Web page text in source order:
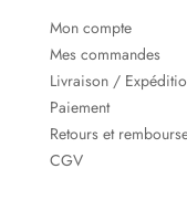
Mon compte
Mes commandes
Livraison /
Paiement
Retours et
CGV